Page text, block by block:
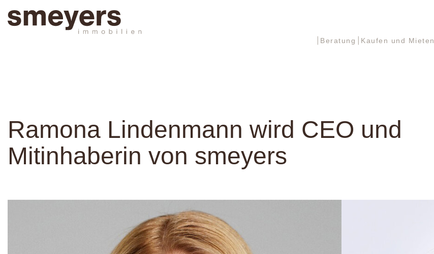
Beratung
Kaufen und Mieten
Ramona Lindenmann wird CEO und
Mitinhaberin von smeyers